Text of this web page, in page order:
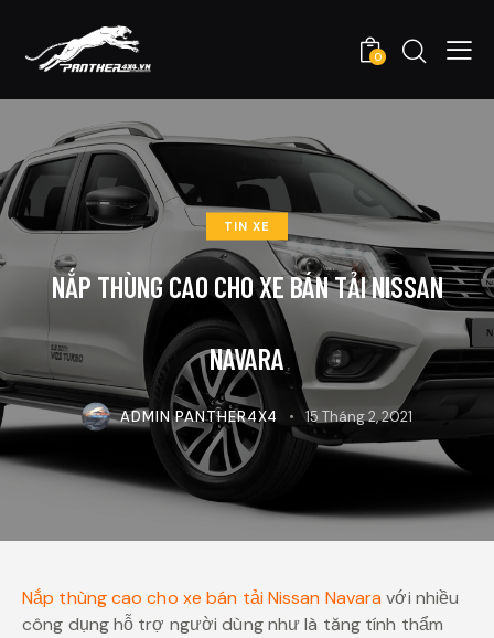
0
TIN XE
NẮP THÙNG CAO CHO XE BÁN TẢI NISSAN
NAVARA
ADMIN PANTHER4X4 15 Tháng 2, 2021
Nắp thùng cao cho xe bán tải Nissan Navara với nhiều
công dụng hỗ trợ người dùng như là tăng tính thẩm